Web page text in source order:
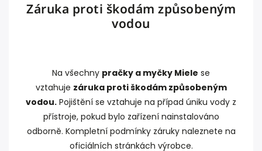
Záruka proti škodám způsobeným
vodou
Na všechny pračky a myčky Miele se
vztahuje záruka proti škodám způsobeným
vodou. Pojištění se vztahuje na případ úniku vody z
přístroje, pokud bylo zařízení nainstalováno
odborně. Kompletní podmínky záruky naleznete na
oficiálních stránkách výrobce.